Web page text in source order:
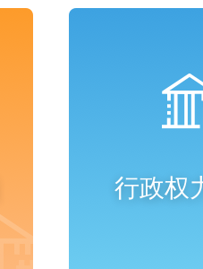
行政权